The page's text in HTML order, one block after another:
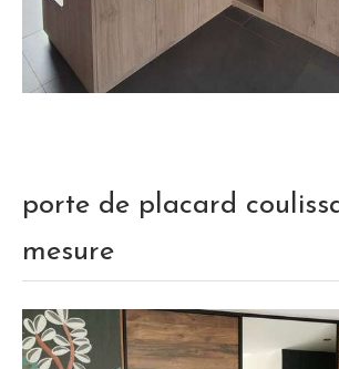
porte de placard
mesure